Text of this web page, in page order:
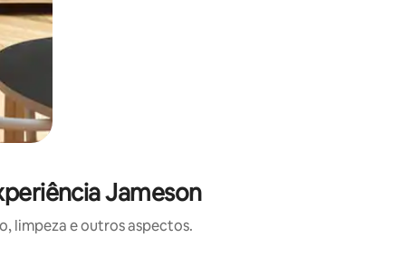
Jameson
limpeza e outros aspectos.